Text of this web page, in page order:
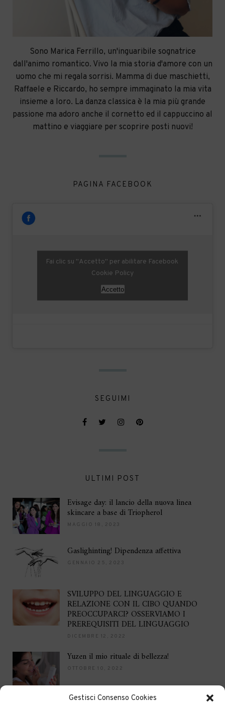
Gestisci Consenso Cookies
Sono Marica Ferrillo, un'inguaribile sognatrice
dall'animo romantico. Vivo la mia storia d'amore con un
uomo che mi regala sorrisi. Mamma di due maschietti,
Raffaele e Riccardo, ho sempre immaginato la mia vita
insieme a loro. La danza classica è la mia più grande
passione ma adoro anche il cornetto ed il cappuccino al
mattino e viaggiare per scoprire posti nuovi!
PAGINA FACEBOOK
Fai clic su "Accetto" per abilitare Facebook
Cookie Policy
Accetto
SEGUIMI
ULTIMI POST
Evisage day: il lancio della nuova linea
skincare a base di Triopherol
MAGGIO 18, 2023
Gaslighinting! Dipendenza affettiva
GENNAIO 25, 2023
SVILUPPO DEL LINGUAGGIO E
RELAZIONE CON IL CIBO QUANDO
PREOCCUPARCI? OSSERVIAMO I
PREREQUISITI DEL LINGUAGGIO
DICEMBRE 12, 2022
Yuzen il mio rituale di bellezza!
OTTOBRE 10, 2022